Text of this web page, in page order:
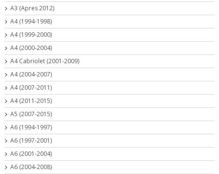
A3 (Apres 2012)
A4 (1994-1998)
A4 (1999-2000)
A4 (2000-2004)
A4 Cabriolet (2001-2009)
A4 (2004-2007)
A4 (2007-2011)
A4 (2011-2015)
A5 (2007-2015)
A6 (1994-1997)
A6 (1997-2001)
A6 (2001-2004)
A6 (2004-2008)